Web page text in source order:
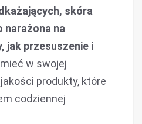
skóra
narażona na
jak przesuszenie i
w swojej
produkty, które
codziennej